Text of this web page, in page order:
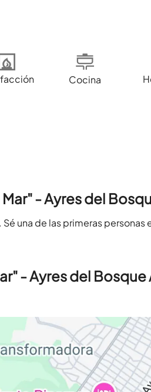
Cocina
- Ayres del
una de las primeras personas
- Ayres del